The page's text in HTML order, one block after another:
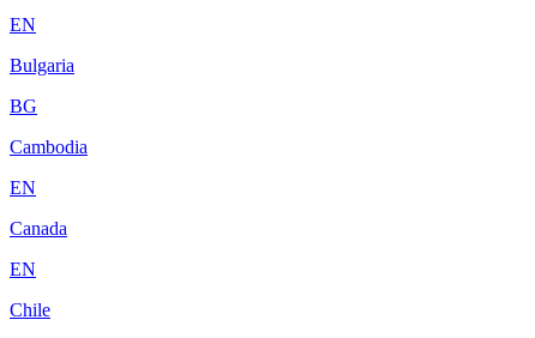
EN
Bulgaria
BG
Cambodia
EN
Canada
EN
Chile